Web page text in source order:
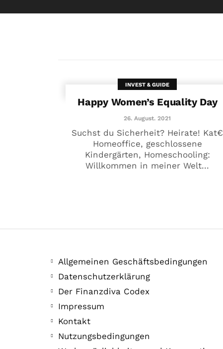
INVEST & GUIDE
Happy Women’s Equality Day
26. August. 2021
Suchst du Sicherheit? Heirate! Kat€
Homeoffice, geschlossene
Kindergärten, Homeschooling:
Willkommen in meiner Welt...
Allgemeinen Geschäftsbedingungen
Datenschutzerklärung
Der Finanzdiva Codex
Impressum
Kontakt
Nutzungsbedingungen